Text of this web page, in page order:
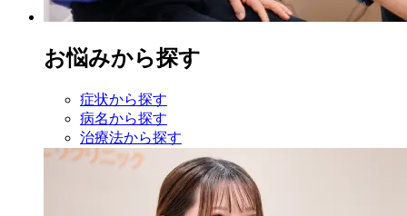
お悩みから探す
症状から探す
病名から探す
治療法から探す